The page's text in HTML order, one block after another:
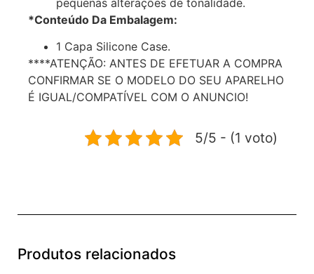
*Conteúdo Da Embalagem:
1 Capa Silicone Case.
****ATENÇÃO: ANTES DE EFETUAR A COMPRA
CONFIRMAR SE O MODELO DO SEU APARELHO
É IGUAL/COMPATÍVEL COM O ANUNCIO!
5/5 - (1 voto)
Produtos relacionados